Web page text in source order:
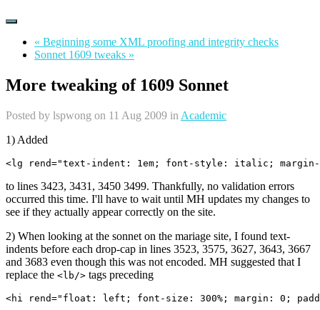
« Beginning some XML proofing and integrity checks
Sonnet 1609 tweaks »
More tweaking of 1609 Sonnet
Posted by lspwong on 11 Aug 2009 in Academic
1) Added
<lg rend="text-indent: 1em; font-style: italic; margin-
to lines 3423, 3431, 3450 3499. Thankfully, no validation errors
occurred this time. I'll have to wait until MH updates my changes to
see if they actually appear correctly on the site.
2) When looking at the sonnet on the mariage site, I found text-
indents before each drop-cap in lines 3523, 3575, 3627, 3643, 3667
and 3683 even though this was not encoded. MH suggested that I
replace the <lb/> tags preceding
<hi rend="float: left; font-size: 300%; margin: 0;